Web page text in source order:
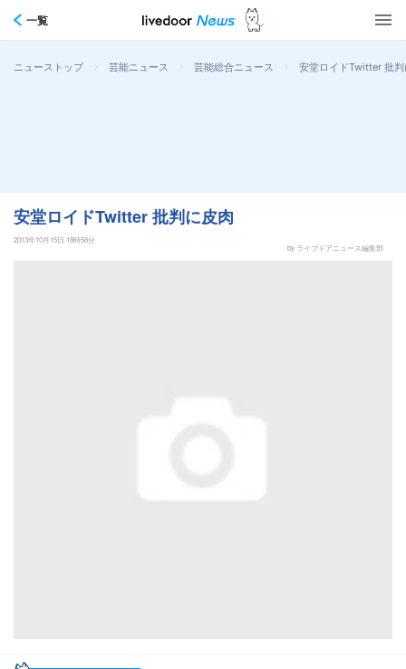
一覧
ニューストップ > 芸能ニュース > 芸能総合ニュース > 安堂ロイドTwitter 批判
安堂ロイドTwitter 批判に皮肉
2013年10月15日 18時58分
by ライブドアニュース編集部